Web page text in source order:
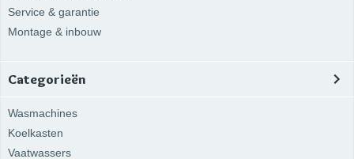
Service & garantie
Montage & inbouw
Categorieën
Wasmachines
Koelkasten
Vaatwassers